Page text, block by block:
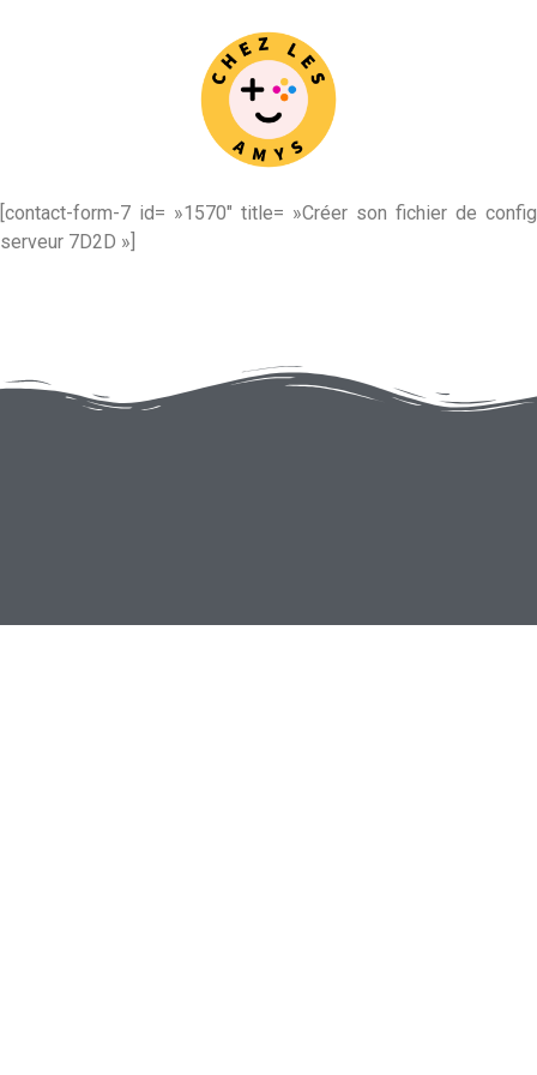
[contact-form-7 id= »1570″ title= »Créer son fichier de config
serveur 7D2D »]